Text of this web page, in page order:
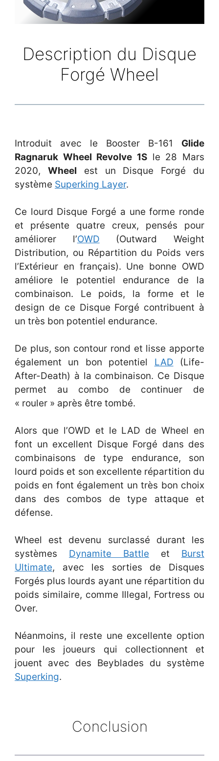
Description du Disque
Forgé Wheel
Introduit avec le Booster B-161 Glide
Ragnaruk Wheel Revolve 1S le 28 Mars
2020, Wheel est un Disque Forgé du
système Superking Layer.
Ce lourd Disque Forgé a une forme ronde
et présente quatre creux, pensés pour
améliorer l’OWD (Outward Weight
Distribution, ou Répartition du Poids vers
l’Extérieur en français). Une bonne OWD
améliore le potentiel endurance de la
combinaison. Le poids, la forme et le
design de ce Disque Forgé contribuent à
un très bon potentiel endurance.
De plus, son contour rond et lisse apporte
également un bon potentiel LAD (Life-
After-Death) à la combinaison. Ce Disque
permet au combo de continuer de
« rouler » après être tombé.
Alors que l’OWD et le LAD de Wheel en
font un excellent Disque Forgé dans des
combinaisons de type endurance, son
lourd poids et son excellente répartition du
poids en font également un très bon choix
dans des combos de type attaque et
défense.
Wheel est devenu surclassé durant les
systèmes Dynamite Battle et Burst
Ultimate, avec les sorties de Disques
Forgés plus lourds ayant une répartition du
poids similaire, comme Illegal, Fortress ou
Over.
Néanmoins, il reste une excellente option
pour les joueurs qui collectionnent et
jouent avec des Beyblades du système
Superking.
Conclusion